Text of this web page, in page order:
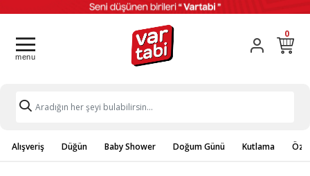
0
Alışveriş Düğün Baby Shower Doğum Günü Kutlama